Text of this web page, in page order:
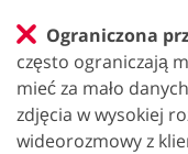
Ograniczona
często ograniczają
mieć za mało
zdjęcia w wysokiej
wideorozmowy z